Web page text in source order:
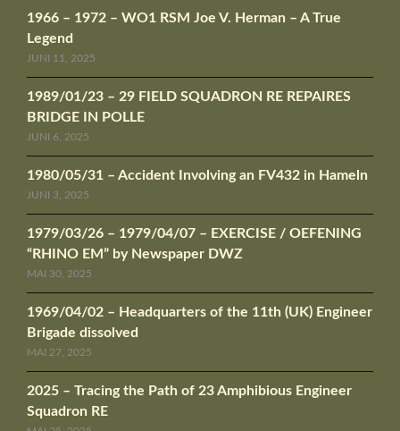
1966 – 1972 – WO1 RSM Joe V. Herman – A True
Legend
JUNI 11, 2025
1989/01/23 – 29 FIELD SQUADRON RE REPAIRES
BRIDGE IN POLLE
JUNI 6, 2025
1980/05/31 – Accident Involving an FV432 in Hameln
JUNI 3, 2025
1979/03/26 – 1979/04/07 – EXERCISE / OEFENING
“RHINO EM” by Newspaper DWZ
MAI 30, 2025
1969/04/02 – Headquarters of the 11th (UK) Engineer
Brigade dissolved
MAI 27, 2025
2025 – Tracing the Path of 23 Amphibious Engineer
Squadron RE